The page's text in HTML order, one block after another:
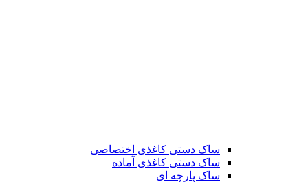
ساک دستی کاغذی اختصاصی
ساک دستی کاغذی آماده
ساک پارچه ای